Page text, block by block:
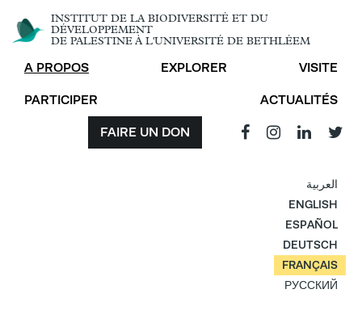
INSTITUT DE LA BIODIVERSITÉ ET DU
DÉVELOPPEMENT
DE PALESTINE À L'UNIVERSITÉ DE BETHLÉEM
A PROPOS EXPLORER VISITE
PARTICIPER ACTUALITÉS
FAIRE UN DON
العربية
ENGLISH
ESPAÑOL
DEUTSCH
FRANÇAIS
РУССКИЙ